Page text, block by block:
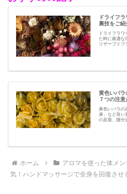
ドライフ
裏技をご紹
ドライフラ
た時に最適な
リザーブドフ
とつです。
今では押し
フラワーで
黄色いバラ
７つの注意
黄色いバラの
身」など良い
の反面、随分
ローズであ
黄色のバラ
しかし、フ
ホーム アロマを使った体メ
気！ハンドマッサージで全身を回復させ